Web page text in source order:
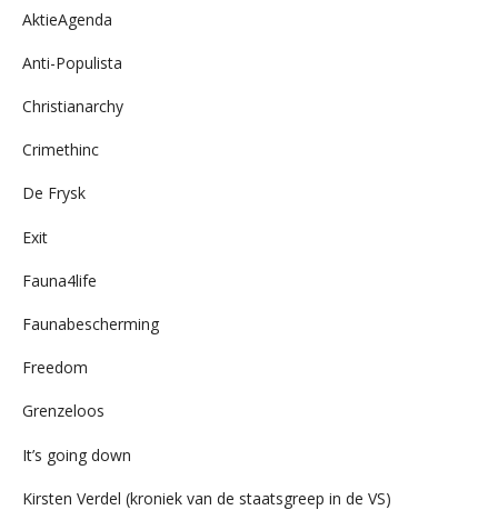
AktieAgenda
Anti-Populista
Christianarchy
Crimethinc
De Frysk
Exit
Fauna4life
Faunabescherming
Freedom
Grenzeloos
It’s going down
Kirsten Verdel (kroniek van de staatsgreep in de VS)